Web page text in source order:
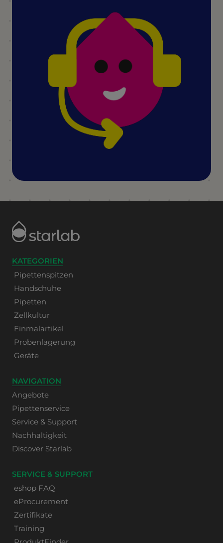
KATEGORIEN
Pipettenspitzen
Handschuhe
Pipetten
Zellkultur
Einmalartikel
Probenlagerung
Geräte
NAVIGATION
Angebote
Pipettenservice
Service & Support
Nachhaltigkeit
Discover Starlab
SERVICE & SUPPORT
eshop FAQ
eProcurement
Zertifikate
Training